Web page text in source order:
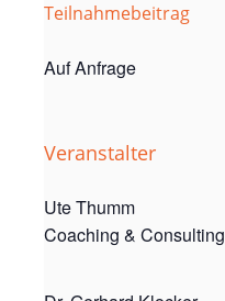
Teilnahmebeitrag
Auf Anfrage
Veranstalter
Ute Thumm
Coaching & Consulting